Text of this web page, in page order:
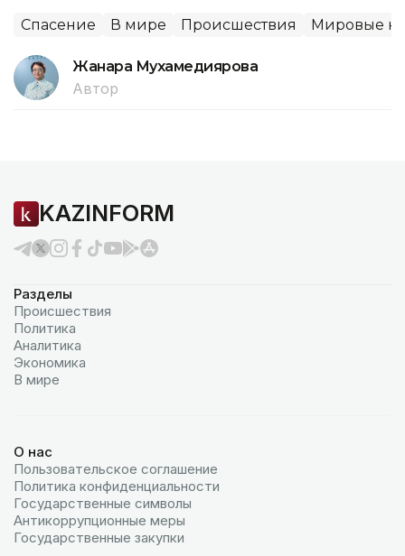
Спасение В мире Происшествия Мировые
Жанара Мухамедиярова
Автор
KAZINFORM
Разделы
Происшествия
Политика
Аналитика
Экономика
В мире
О нас
Пользовательское соглашение
Политика конфиденциальности
Государственные символы
Антикоррупционные меры
Государственные закупки